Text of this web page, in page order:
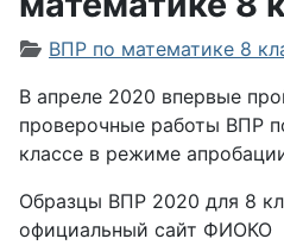
Информация о материале
ВПР по математике 8
В апреле 2020 впервые
проверочные работы ВПР
классе в режиме
Образцы ВПР 2020 для 8
официальный сайт ФИОКО